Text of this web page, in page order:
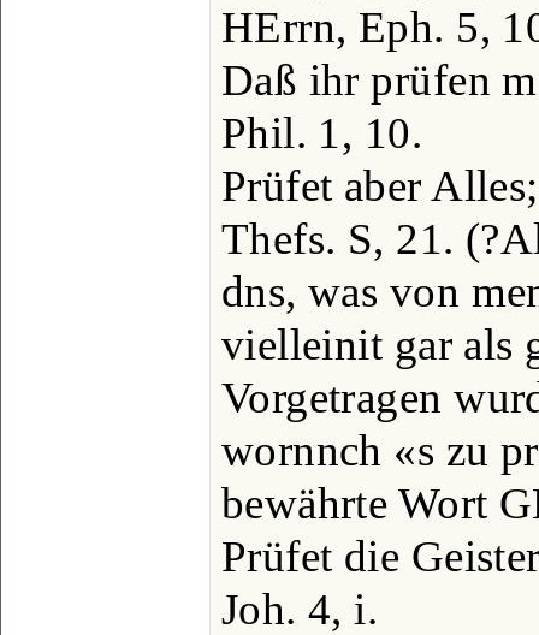
HErrn, Eph. 5,
Daß ihr prüfen
Phil. 1, 10.
Prüfet aber
Thefs. S, 21.
dns, was von
vielleinit gar als
Vorgetragen
wornnch «s zu
bewährte Wort
Prüfet die
Joh. 4, i.